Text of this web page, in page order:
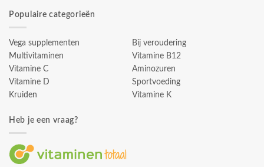
Populaire categorieën
Vega supplementen
Multivitaminen
Vitamine C
Vitamine D
Kruiden
Bij veroudering
Vitamine B12
Aminozuren
Sportvoeding
Vitamine K
Heb je een vraag?